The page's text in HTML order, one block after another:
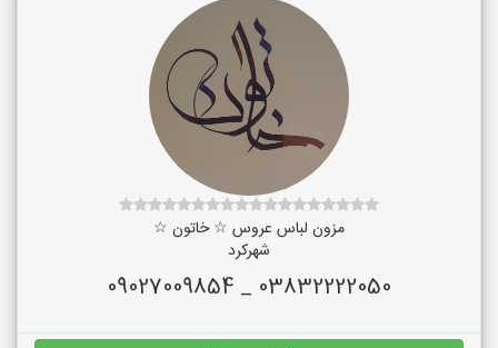
مزون لباس عروس ☆ خاتون ☆
شهرکرد
03832222050 _ 09027009854